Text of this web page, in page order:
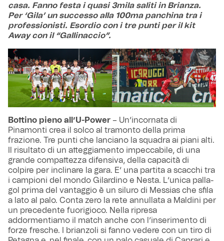
casa. Fanno festa i quasi 3mila saliti in Brianza.
Per ‘Gila’ un successo alla 100ma panchina tra i
professionisti. Esordio con i tre punti per il kit
Away con il “Gallinaccio”.
Bottino pieno all’U-Power – Un’incornata di
Pinamonti crea il solco al tramonto della prima
frazione. Tre punti che lanciano la squadra ai piani alti.
Il risultato di un atteggiamento impeccabile, di una
grande compattezza difensiva, della capacità di
colpire per inclinare la gara. E’ una partita a scacchi tra
i campioni del mondo Gilardino e Nesta. L’unica palla-
gol prima del vantaggio è un siluro di Messias che sfila
a lato al palo. Conta zero la rete annullata a Maldini per
un precedente fuorigioco. Nella ripresa
addormentiamo il match anche con l’inserimento di
forze fresche. I brianzoli si fanno vedere con un tiro di